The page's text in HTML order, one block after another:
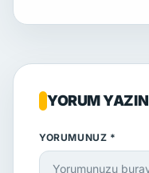
YORUM YAZIN
YORUMUNUZ *